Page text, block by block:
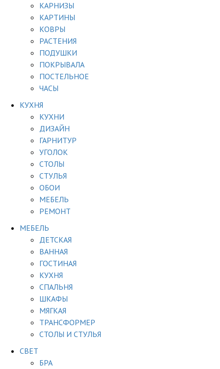
КАРНИЗЫ
КАРТИНЫ
КОВРЫ
РАСТЕНИЯ
ПОДУШКИ
ПОКРЫВАЛА
ПОСТЕЛЬНОЕ
ЧАСЫ
КУХНЯ
КУХНИ
ДИЗАЙН
ГАРНИТУР
УГОЛОК
СТОЛЫ
СТУЛЬЯ
ОБОИ
МЕБЕЛЬ
РЕМОНТ
МЕБЕЛЬ
ДЕТСКАЯ
ВАННАЯ
ГОСТИНАЯ
КУХНЯ
СПАЛЬНЯ
ШКАФЫ
МЯГКАЯ
ТРАНСФОРМЕР
СТОЛЫ И СТУЛЬЯ
СВЕТ
БРА